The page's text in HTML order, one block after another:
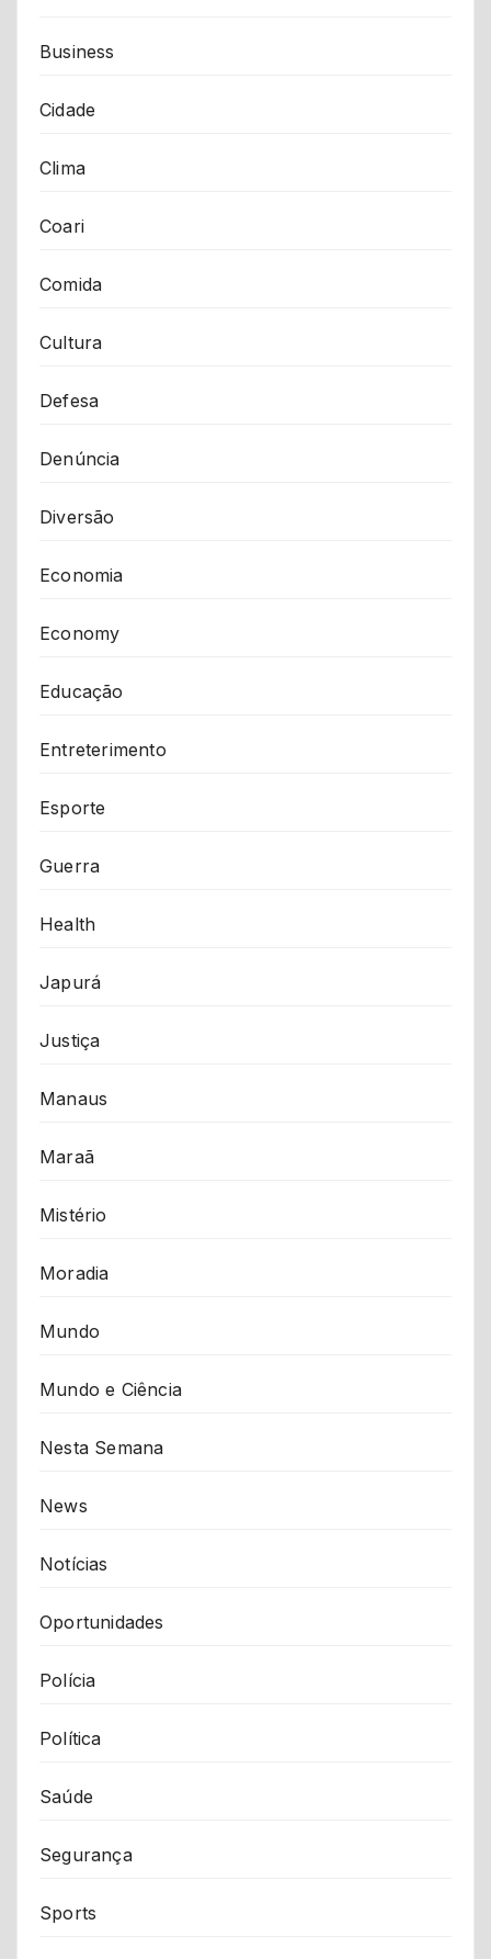
Business
Cidade
Clima
Coari
Comida
Cultura
Defesa
Denúncia
Diversão
Economia
Economy
Educação
Entreterimento
Esporte
Guerra
Health
Japurá
Justiça
Manaus
Maraã
Mistério
Moradia
Mundo
Mundo e Ciência
Nesta Semana
News
Notícias
Oportunidades
Polícia
Política
Saúde
Segurança
Sports